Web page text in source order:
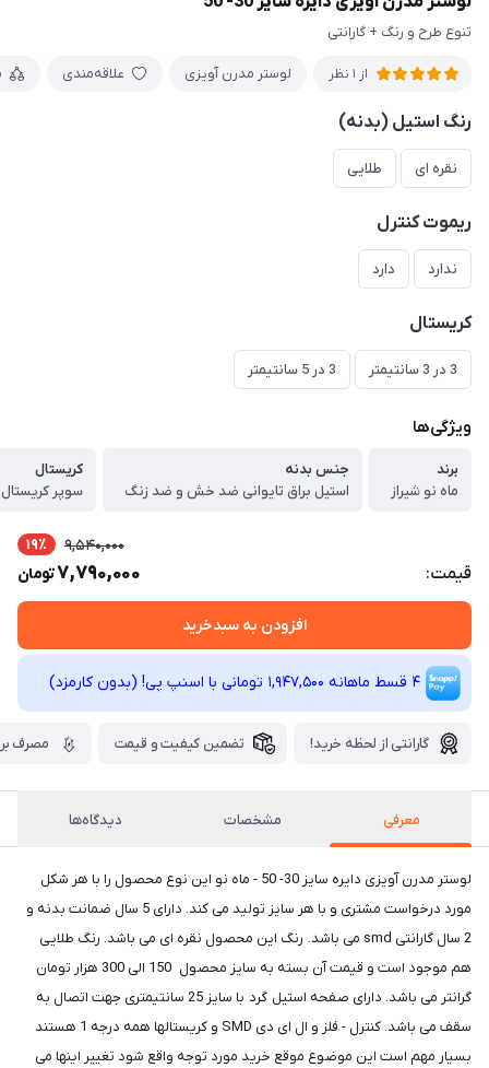
تنوع طرح و رنگ + گارانتی
از 1 نظر لوستر مدرن آویزی علاقه‌مندی
رنگ استیل (بدنه)
نقره ای طلایی
ریموت کنترل
ندارد دارد
کریستال
3 در 3 سانتیمتر 3 در 5 سانتیمتر
ویژگی‌ها
برند
ماه نو شیراز
جنس بدنه
استیل براق تایوانی ضد خش و ضد زنگ
کریستال
قیمت:
9,540,000 19٪
7,790,000تومان
افزودن به سبدخرید
4 قسط ماهانه 1,947,500 تومانی با اسنپ ‌پی! (بدون کارمزد)
گارانتی از لحظه خرید! تضمین کیفیت و قیمت مصرف
معرفی مشخصات دیدگاه‌ها
لوستر مدرن آویزی دایره سایز 30- 50 - ماه نو این نوع محصول را با هر شکل
مورد درخواست مشتری و با هر سایز تولید می کند. دارای 5 سال ضمانت بدنه و
2 سال گارانتی smd می باشد. رنگ این محصول نقره ای می باشد. رنگ طلایی
هم موجود است و قیمت آن بسته به سایز محصول 150 الی 300 هزار تومان
گرانتر می باشد. دارای صفحه استیل گرد با سایز 25 سانتیمتری جهت اتصال به
سقف می باشد. کنترل - فلز و ال ای دی SMD و کریستالها همه درجه 1 هستند
بسیار مهم است این موضوع موقع خرید مورد توجه واقع شود تغییر اینها می